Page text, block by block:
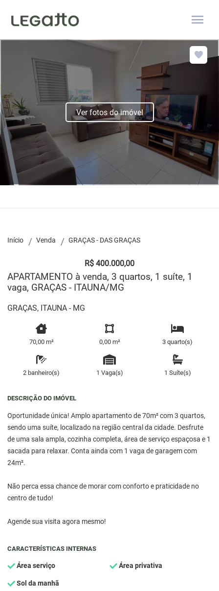
menu
Ver fotos do imóvel
Início Venda GRAÇAS - DAS GRAÇAS
R$ 400.000,00
APARTAMENTO à venda, 3 quartos, 1 suíte, 1
vaga, GRAÇAS - ITAUNA/MG
GRAÇAS, ITAUNA - MG
70,00 m² 0,00 m² 3 quarto(s)
2 banheiro(s) 1 Vaga(s) 1 Suíte(s)
DESCRIÇÃO DO IMÓVEL
Oportunidade única! Amplo apartamento de 70m² com 3 quartos,
sendo uma suíte, localizado na região central da cidade. Desfrute
de uma sala ampla, cozinha completa, área de serviço espaçosa e 1
sacada para relaxar. Conta ainda com 1 vaga de garagem com
24m².
Não perca essa chance de morar com conforto e praticidade no
centro de tudo!
Agende sua visita agora mesmo!
CARACTERÍSTICAS INTERNAS
Área serviço Área privativa
Sol da manhã